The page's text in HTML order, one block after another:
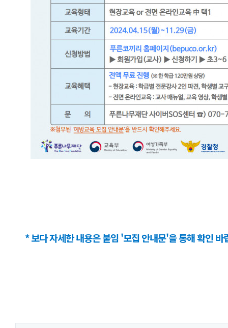
* 보다 자세한 내용은 붙임 '모집 안내문'을 통해 확인 바